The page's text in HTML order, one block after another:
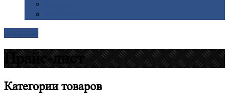
Прайс-лист
Категориитоваров